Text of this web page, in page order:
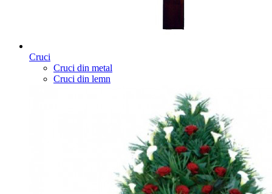
Cruci
Cruci din metal
Cruci din lemn